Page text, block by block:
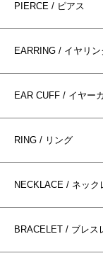
PIERCE / ピアス
EARRING / イヤリン
EAR CUFF / イヤー
RING / リング
NECKLACE / ネック
BRACELET / ブレス